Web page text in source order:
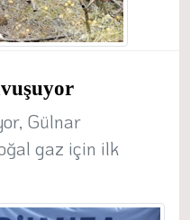
Gülnar
gaz için ilk